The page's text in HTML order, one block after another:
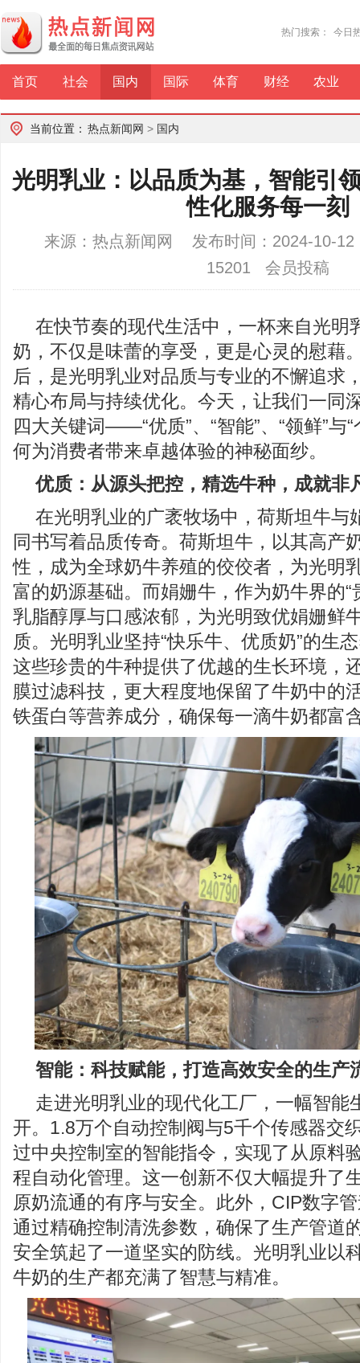
热门搜索： 今日
首页 社会 国内 国际 体育 财经 农业
当前位置： 热点新闻网 > 国内
光明乳业：以品质为基，智能引
性化服务每一刻
来源：热点新闻网 发布时间：2024-10-
15201 会员投稿
在快节奏的现代生活中，一杯来自光明
奶，不仅是味蕾的享受，更是心灵的慰藉
后，是光明乳业对品质与专业的不懈追求
精心布局与持续优化。今天，让我们一同
四大关键词——“优质”、“智能”、“领鲜”与
何为消费者带来卓越体验的神秘面纱。
优质：从源头把控，精选牛种，成就非
在光明乳业的广袤牧场中，荷斯坦牛与
同书写着品质传奇。荷斯坦牛，以其高产
性，成为全球奶牛养殖的佼佼者，为光明
富的奶源基础。而娟姗牛，作为奶牛界的“
乳脂醇厚与口感浓郁，为光明致优娟姗鲜
质。光明乳业坚持“快乐牛、优质奶”的生
这些珍贵的牛种提供了优越的生长环境，
膜过滤科技，更大程度地保留了牛奶中的
铁蛋白等营养成分，确保每一滴牛奶都富
智能：科技赋能，打造高效安全的生产
走进光明乳业的现代化工厂，一幅智能
开。1.8万个自动控制阀与5千个传感器交
过中央控制室的智能指令，实现了从原料
程自动化管理。这一创新不仅大幅提升了
原奶流通的有序与安全。此外，CIP数字
通过精确控制清洗参数，确保了生产管道
安全筑起了一道坚实的防线。光明乳业以
牛奶的生产都充满了智慧与精准。